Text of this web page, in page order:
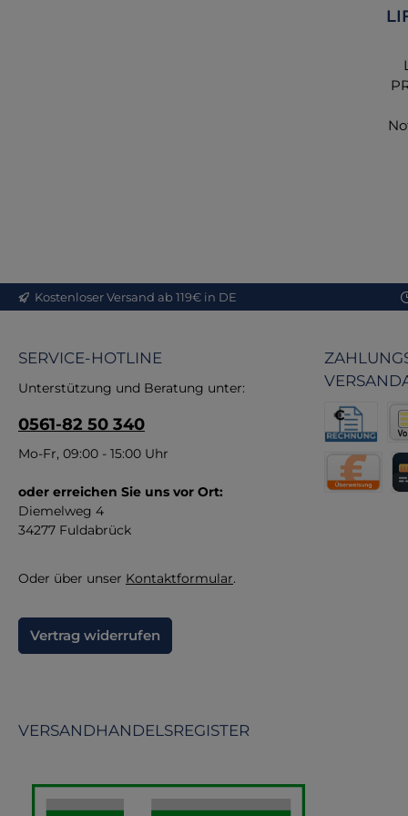
Kostenloser Versand ab 119€ in DE
SERVICE-HOTLINE
Unterstützung und Beratung unter:
0561-82 50 340
Mo-Fr, 09:00 - 15:00 Uhr
oder erreichen Sie uns vor Ort:
Diemelweg 4
34277 Fuldabrück
Oder über unser Kontaktformular.
Vertrag widerrufen
Rechnung
VERSANDHANDELSREGISTER